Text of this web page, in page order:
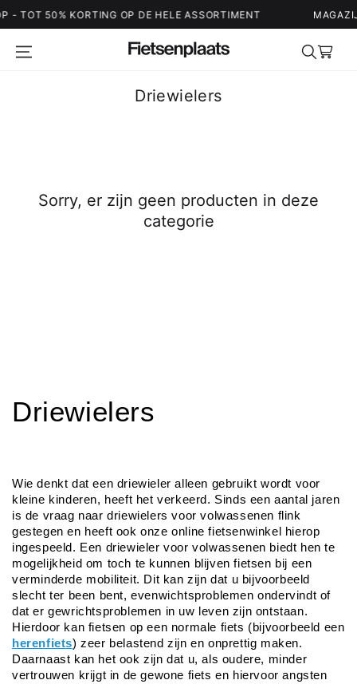
TOT 50% KORTING OP DE HELE ASSORTIMENT
Driewielers
Sorry, er zijn geen producten in deze
categorie
Driewielers
Wie denkt dat een driewieler alleen gebruikt wordt voor
kleine kinderen, heeft het verkeerd. Sinds een aantal jaren
is de vraag naar driewielers voor volwassenen flink
gestegen en heeft ook onze online fietsenwinkel hierop
ingespeeld. Een driewieler voor volwassenen biedt hen te
mogelijkheid om toch te kunnen blijven fietsen bij een
verminderde mobiliteit. Dit kan zijn dat u bijvoorbeeld
slecht ter been bent, evenwichtsproblemen ondervindt of
dat er gewrichtsproblemen in uw leven zijn ontstaan.
herenfiets) zeer belastend zijn en onprettig maken.
Daarnaast kan het ook zijn dat u, als oudere, minder
vertrouwen krijgt in de gewone fiets en hiervoor angsten